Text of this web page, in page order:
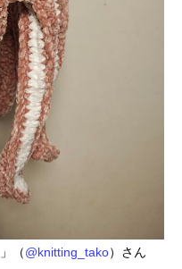
（@knitting_tako）さん